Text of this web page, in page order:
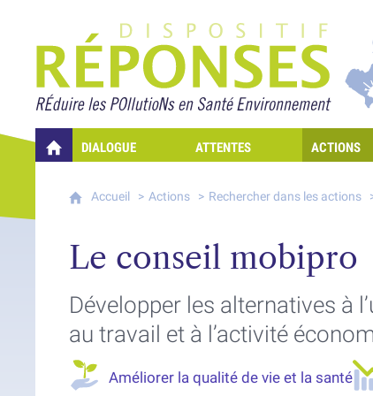
Projet Réponses -
QUELLES RÉPONSES À MES PRÉOCCUPATIONS SUR LA
DIALOGUE ATTENTES ACTIONS
Accueil Actions Rechercher dans les actions
Le conseil mobipro
Développer les alternatives à
au travail et à l’activité
Améliorer la qualité de vie et la santé